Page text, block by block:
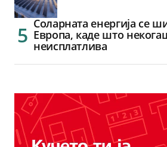
Соларната енергија се
Европа, каде што
неисплатлива